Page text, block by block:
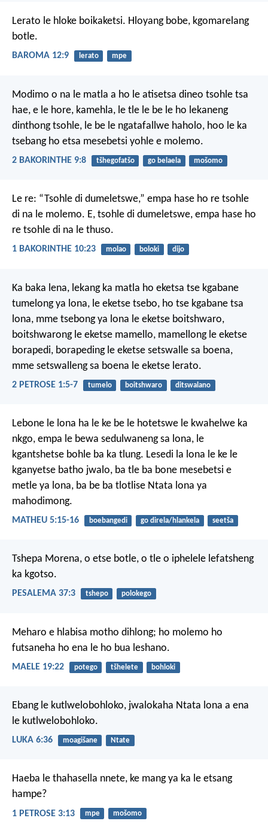
Lerato le hloke boikaketsi. Hloyang bobe, kgomarelang
botle.
BAROMA 12:9 lerato mpe
Modimo o na le matla a ho le atisetsa dineo tsohle tsa
hae, e le hore, kamehla, le tle le be le ho lekaneng
dinthong tsohle, le be le ngatafallwe haholo, hoo le ka
tsebang ho etsa mesebetsi yohle e molemo.
2 BAKORINTHE 9:8 tšhegofatšo go belaela mošomo
Le re: “Tsohle di dumeletswe,” empa hase ho re tsohle
di na le molemo. E, tsohle di dumeletswe, empa hase ho
re tsohle di na le thuso.
1 BAKORINTHE 10:23 molao boloki dijo
Ka baka lena, lekang ka matla ho eketsa tse kgabane
tumelong ya lona, le eketse tsebo, ho tse kgabane tsa
lona, mme tsebong ya lona le eketse boitshwaro,
boitshwarong le eketse mamello, mamellong le eketse
borapedi, borapeding le eketse setswalle sa boena,
mme setswalleng sa boena le eketse lerato.
2 PETROSE 1:5-7 tumelo boitshwaro ditswalano
Lebone le lona ha le ke be le hotetswe le kwahelwe ka
nkgo, empa le bewa sedulwaneng sa lona, le
kgantshetse bohle ba ka tlung. Lesedi la lona le ke le
kganyetse batho jwalo, ba tle ba bone mesebetsi e
metle ya lona, ba be ba tlotlise Ntata lona ya
mahodimong.
MATHEU 5:15-16 boebangedi go direla/hlankela seetša
Tshepa Morena, o etse botle, o tle o iphelele lefatsheng
ka kgotso.
PESALEMA 37:3 tshepo polokego
Meharo e hlabisa motho dihlong; ho molemo ho
futsaneha ho ena le ho bua leshano.
MAELE 19:22 potego tšhelete bohloki
Ebang le kutlwelobohloko, jwalokaha Ntata lona a ena
le kutlwelobohloko.
LUKA 6:36 moagišane Ntate
Haeba le thahasella nnete, ke mang ya ka le etsang
hampe?
1 PETROSE 3:13 mpe mošomo